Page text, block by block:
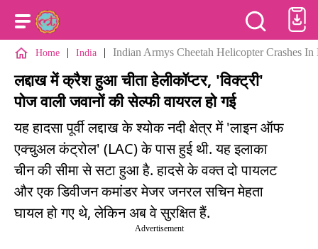
Home | India | Indian Armys Cheetah Helicopter Crashes
लद्दाख में क्रैश हुआ चीता हेलीकॉप्टर, 'विक्ट्री'
पोज वाली जवानों की सेल्फी वायरल हो गई
यह हादसा पूर्वी लद्दाख के श्योक नदी क्षेत्र में 'लाइन ऑफ
एक्चुअल कंट्रोल' (LAC) के पास हुई थी. यह इलाका
चीन की सीमा से सटा हुआ है. हादसे के वक्त दो पायलट
और एक डिवीजन कमांडर मेजर जनरल सचिन मेहता
घायल हो गए थे, लेकिन अब वे सुरक्षित हैं.
Advertisement